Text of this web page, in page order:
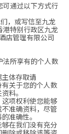
可通过以下方式行
，或写信至九龙
特别行政区九龙
店管理有限公司
法所享有的个人数
体存取请
关于您的个人数
料。
项权利使您能够
准确资料，尽管
准确性。
在我们没有充分